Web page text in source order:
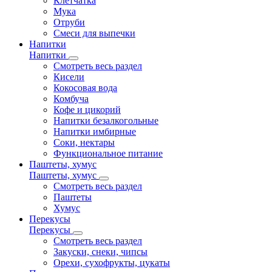
Мука
Отруби
Смеси для выпечки
Напитки
Напитки
Смотреть весь раздел
Кисели
Кокосовая вода
Комбуча
Кофе и цикорий
Напитки безалкогольные
Напитки имбирные
Соки, нектары
Функциональное питание
Паштеты, хумус
Паштеты, хумус
Смотреть весь раздел
Паштеты
Хумус
Перекусы
Перекусы
Смотреть весь раздел
Закуски, снеки, чипсы
Орехи, сухофрукты, цукаты